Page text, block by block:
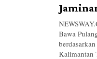
Bawa
Kalimantan